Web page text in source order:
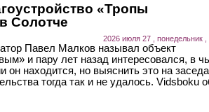
«Тропы
Солотче
2026 июля 27 , понедельник ,
Павел Малков называл объект
и пару лет назад интересовался, в
он находится, но выяснить это на
тогда так и не удалось. Vidsboku